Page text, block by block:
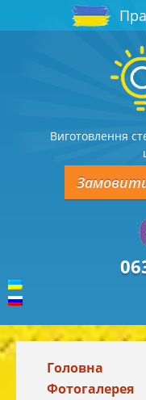
Виготовлення
Головна
Фотогалерея